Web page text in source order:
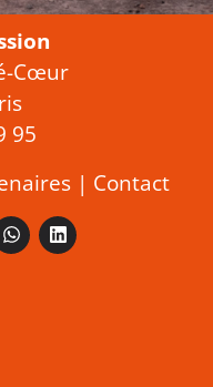
Cœur
95
| Contact